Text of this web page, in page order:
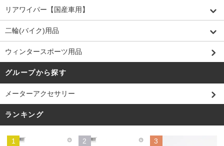
リアワイパー【国産車用】
二輪(バイク)用品
ウィンタースポーツ用品
グループから探す
メーターアクセサリー
ランキング
1 2 3